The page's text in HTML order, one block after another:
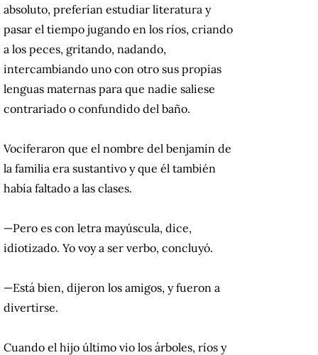
absoluto, preferían estudiar literatura y
pasar el tiempo jugando en los ríos, criando
a los peces, gritando, nadando,
intercambiando uno con otro sus propias
lenguas maternas para que nadie saliese
contrariado o confundido del baño.
Vociferaron que el nombre del benjamín de
la familia era sustantivo y que él también
había faltado a las clases.
—Pero es con letra mayúscula, dice,
idiotizado. Yo voy a ser verbo, concluyó.
—Está bien, dijeron los amigos, y fueron a
divertirse.
Cuando el hijo último vio los árboles, ríos y